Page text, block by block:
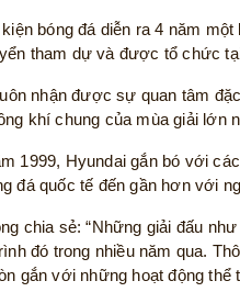
bóng đá diễn ra 4 năm
tham dự và được tổ chức
nhận được sự quan tâm
khí chung của mùa giải lớn
1999, Hyundai gắn bó với
đá quốc tế đến gần hơn với
chia sẻ: “Những giải đấu
đó trong nhiều năm qua.
gắn với những hoạt động thể